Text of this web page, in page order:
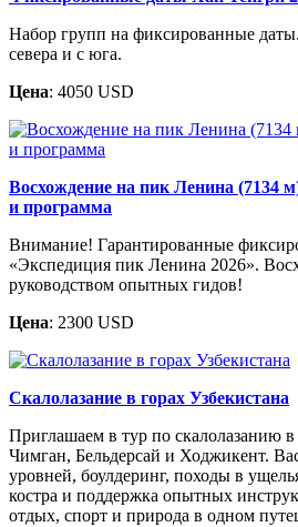
Набор групп на фиксированные
севера и с юга.
Цена: 4050 USD
Восхождение на пик Ленина (7134
и программа
Внимание! Гарантированные
«Экспедиция пик Ленина 2026».
руководством опытных гидов!
Цена: 2300 USD
Скалолазание в горах Узбекистана
Приглашаем в тур по скалолазанию
Чимган, Бельдерсай и Ходжикент.
уровней, боулдеринг, походы в
костра и поддержка опытных
отдых, спорт и природа в одном